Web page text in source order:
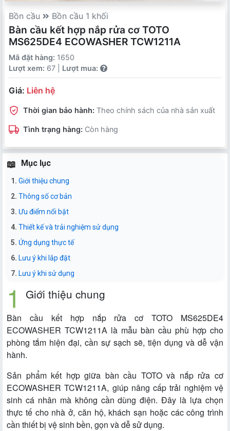
Bồn cầu Bồn cầu 1 khối
Bàn cầu kết hợp nắp rửa cơ TOTO
MS625DE4 ECOWASHER TCW1211A
Mã đặt hàng: 1650
Lượt xem: 67 | Lượt mua:
Giá: Liên hệ
Thời gian bảo hành: Theo chính sách của nhà sản xuất
Tình trạng hàng: Còn hàng
Mục lục
Giới thiệu chung
Thông số cơ bản
Ưu điểm nổi bật
Thiết kế và trải nghiệm sử dụng
Ứng dụng thực tế
Lưu ý khi lắp đặt
Lưu ý khi sử dụng
Giới thiệu chung
Bàn cầu kết hợp nắp rửa cơ TOTO MS625DE4
ECOWASHER TCW1211A là mẫu bàn cầu phù hợp cho
phòng tắm hiện đại, cần sự sạch sẽ, tiện dụng và dễ vận
hành.
Sản phẩm kết hợp giữa bàn cầu TOTO và nắp rửa cơ
ECOWASHER TCW1211A, giúp nâng cấp trải nghiệm vệ
sinh cá nhân mà không cần dùng điện. Đây là lựa chọn
thực tế cho nhà ở, căn hộ, khách sạn hoặc các công trình
cần thiết bị vệ sinh bền, gọn và dễ sử dụng.